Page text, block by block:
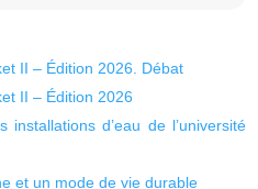
II – Édition 2026. Débat
II – Édition 2026
installations d’eau de l’université
et un mode de vie durable